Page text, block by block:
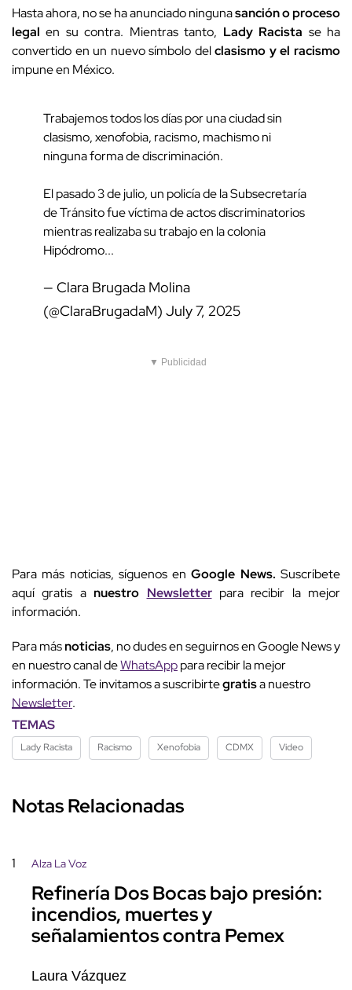
Hasta ahora, no se ha anunciado ningunasanción o proceso
legal en su contra. Mientras tanto, Lady Racista se ha
convertido en un nuevo símbolo delclasismo y el racismo
impune en México.
Trabajemos todos los días por una ciudad sin
clasismo, xenofobia, racismo, machismo ni
ninguna forma de discriminación.
El pasado 3 de julio, un policía de la Subsecretaría
de Tránsito fue víctima de actos discriminatorios
mientras realizaba su trabajo en la colonia
Hipódromo...
— Clara Brugada Molina
(@ClaraBrugadaM) July 7, 2025
▼ Publicidad
Para más noticias, síguenos enGoogle News.Suscríbete
aquí gratis anuestro Newsletterpara recibir la mejor
información.
Para másnoticias, no dudes en seguirnos en Google News y
en nuestro canal deWhatsApppara recibir la mejor
información. Te invitamos a suscribirtegratisa nuestro
Newsletter.
TEMAS
Lady Racista Racismo Xenofobia CDMX Video
Notas Relacionadas
1 Alza La Voz
Refinería Dos Bocas bajo presión:
incendios, muertes y
señalamientos contra Pemex
Laura Vázquez